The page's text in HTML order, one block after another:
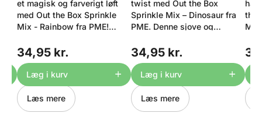
et magisk og farverigt løft
med Out the Box Sprinkle
Mix - Rainbow fra PME!
sukkerfigurer og farverigt
sprinkles er skabt til at
tilføje det lille ekstra –
perfekt til fødselsdage, fe-
temaer, enhjørninge og alle
dine fantasifulde
34,95 kr.
Læg i kurv
Læs mere
twist med Out the Box
Sprinkle Mix – Dinosaur fra
PME. Denne sjove og
indeholder farverige
sukkerfigurer og temapynt
inspireret af dinosaurer –
perfekt til børnefødselsdage,
temafester eller enhver kage,
der trænger til et urtidsbrøl.
34,95 kr.
Læg i kurv
Læs mere
the
der